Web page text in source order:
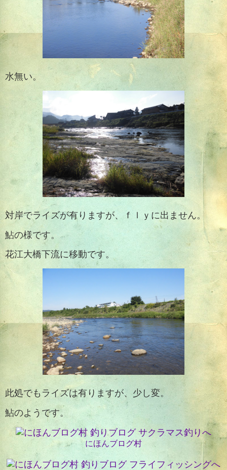
水無い。
対岸でライズが有りますが、ｆｌｙに出ません。
鮎の様です。
花江大橋下流に移動です。
此処でもライズは有りますが、少し変。
鮎のようです。
にほんブログ村